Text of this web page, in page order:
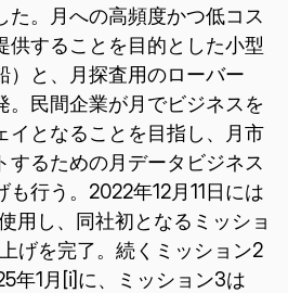
た。月への高頻度かつ低コス
供することを目的とした小型
）と、月探査用のローバー
。民間企業が月でビジネスを
イとなることを目指し、月市
するための月データビジネス
行う。2022年12月11日には
用し、同社初となるミッショ
げを完了。続くミッション2
年1月[i]に、ミッション3は